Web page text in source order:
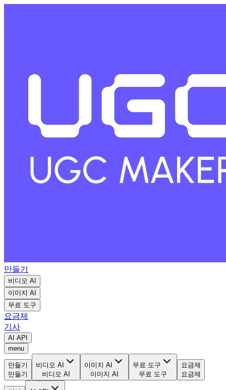
만들기
비디오 AI
이미지 AI
무료 도구
요금제
기사
AI API
menu
만들기
만들기
비디오 AI
비디오 AI
이미지 AI
이미지 AI
무료 도구
무료 도구
요금제
요금제